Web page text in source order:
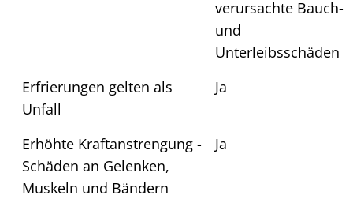
verursachte Bauch-
und
Unterleibsschäden
Erfrierungen gelten als
Unfall
Ja
Erhöhte Kraftanstrengung -
Schäden an Gelenken,
Muskeln und Bändern
Ja